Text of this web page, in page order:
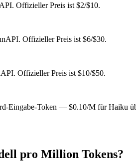
Offizieller Preis ist $2/$10.
Offizieller Preis ist $6/$30.
Offizieller Preis ist $10/$50.
Eingabe-Token — $0.10/M für Haiku
pro Million Tokens?